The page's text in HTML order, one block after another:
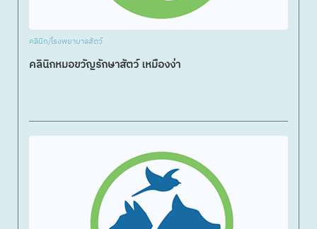
คลินิก/โรงพยาบาลสัตว์
คลินิกหมอขวัญรักษาสัตว์ เหมืองง่า